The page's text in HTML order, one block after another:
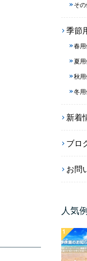
そ
季節
春
夏
秋
冬
新着
ブロ
お問
人気